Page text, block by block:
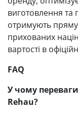
виготовлення та
отримують пряму
прихованих
вартості в
FAQ
У чому
Rehau?